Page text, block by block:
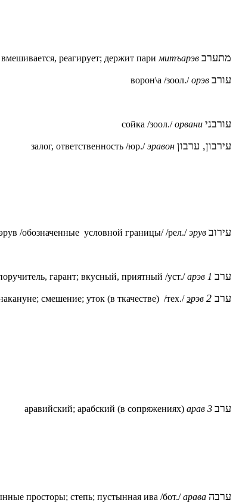
вмешивается, реагирует; держит пари митъарэв מתערב
ворон\а /зоол./орэв עורב
сойка /зоол./орвани עורבני
залог, ответственность /юр./эравон עירבון, ערבון
/обозначенные условной границы/ /рел./эрув עירוב
гарант; вкусный, приятный /уст./арэв 1 ערב
смешение; уток (в ткачестве) /тех./ эрэв 2 ערב
аравийский; арабский (в сопряжениях) арав 3 ערב
просторы; степь; пустынная ива /бот./арава ערבה